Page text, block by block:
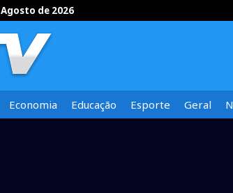
de 2026
Economia Educação Esporte Geral